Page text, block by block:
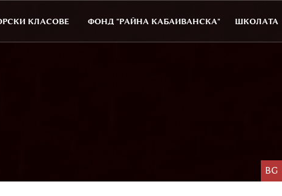
КЛАСОВЕ ФОНД "РАЙНА КАБАИВАНСКА" ШКОЛАТА
BG